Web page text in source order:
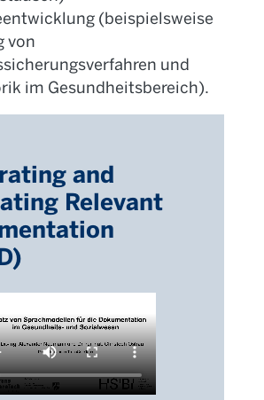
(beispielsweise
von
und
im Gesundheitsbereich).
and
Relevant